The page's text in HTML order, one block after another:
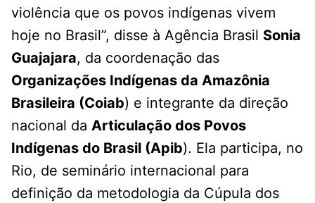
violência que os povos indígenas vivem
hoje no Brasil”, disse à Agência Brasil Sonia
Guajajara, da coordenação das
Organizações Indígenas da Amazônia
Brasileira (Coiab) e integrante da direção
nacional da Articulação dos Povos
Indígenas do Brasil (Apib). Ela participa, no
Rio, de seminário internacional para
definição da metodologia da Cúpula dos